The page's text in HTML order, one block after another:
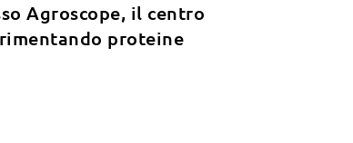
Agroscope, il centro
proteine